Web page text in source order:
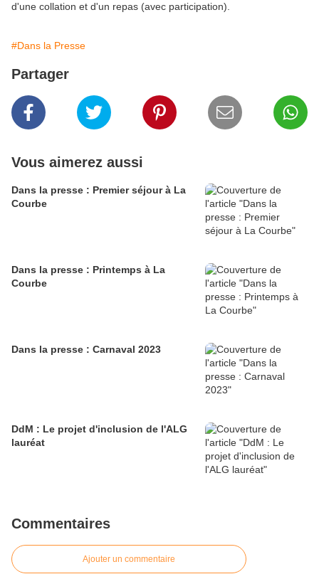
d'une collation et d'un repas (avec participation).
#Dans la Presse
Partager
Vous aimerez aussi
Dans la presse : Premier séjour à La
Courbe
Dans la presse : Printemps à La
Courbe
Dans la presse : Carnaval 2023
DdM : Le projet d'inclusion de l'ALG
lauréat
Commentaires
Ajouter un commentaire